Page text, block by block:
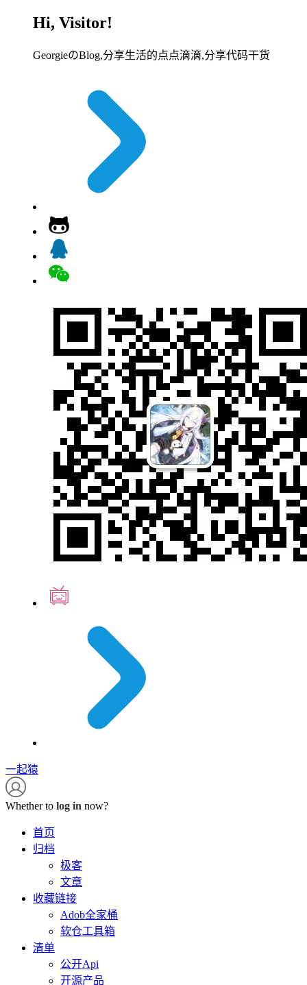
Hi, Visitor!
GeorgieのBlog,分享生活的点点滴滴,分享代码干货
一起猿
Whether to log in now?
首页
归档
极客
文章
收藏链接
Adob全家桶
软仓工具箱
清单
公开Api
开源产品